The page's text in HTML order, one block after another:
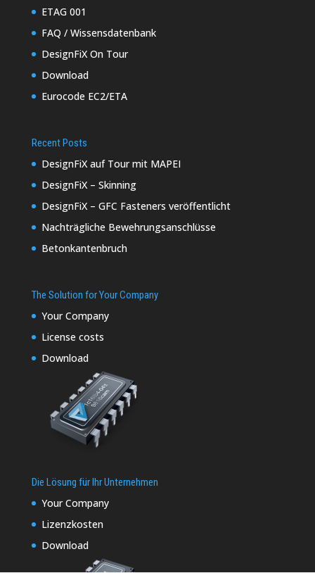
ETAG 001
FAQ / Wissensdatenbank
DesignFiX On Tour
Download
Eurocode EC2/ETA
Recent Posts
DesignFiX auf Tour mit MAPEI
DesignFiX – Skinning
DesignFiX – GFC Fasteners veröffentlicht
Nachträgliche Bewehrungsanschlüsse
Betonkantenbruch
The Solution for Your Company
Your Company
License costs
Download
Die Lösung für Ihr Unternehmen
Your Company
Lizenzkosten
Download